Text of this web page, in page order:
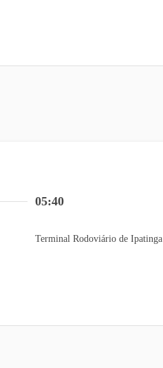
05:40
Terminal Rodoviário de Ipatinga